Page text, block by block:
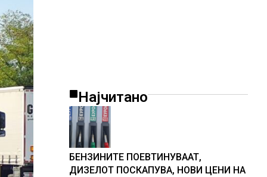
Најчитано
БЕНЗИНИТЕ ПОЕВТИНУВААТ,
ДИЗЕЛОТ ПОСКАПУВА, НОВИ ЦЕНИ НА